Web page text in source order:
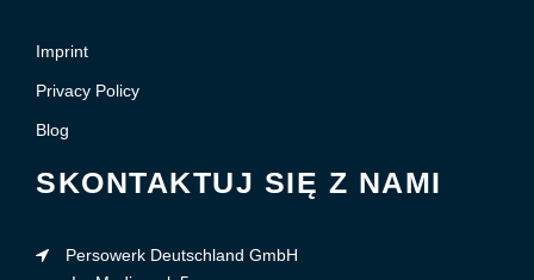
Imprint
Privacy Policy
Blog
SKONTAKTUJ SIĘ Z NAMI
Persowerk Deutschland GmbH